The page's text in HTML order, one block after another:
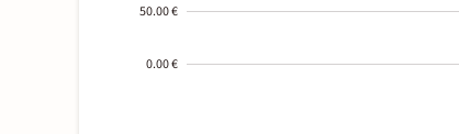
50.00 €
0.00 €